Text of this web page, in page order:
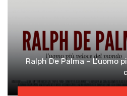
Ralph De Palma – L’uomo